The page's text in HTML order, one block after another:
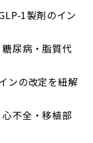
1製剤のイン
尿病・脂質代
ンの改定を紐解
不全・移植部